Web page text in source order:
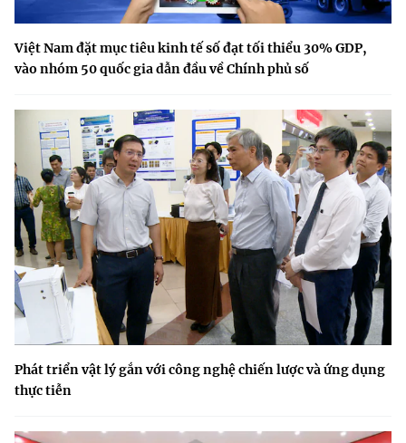
Việt Nam đặt mục tiêu kinh tế số đạt tối thiểu 30% GDP,
vào nhóm 50 quốc gia dẫn đầu về Chính phủ số
Phát triển vật lý gắn với công nghệ chiến lược và ứng dụng
thực tiễn